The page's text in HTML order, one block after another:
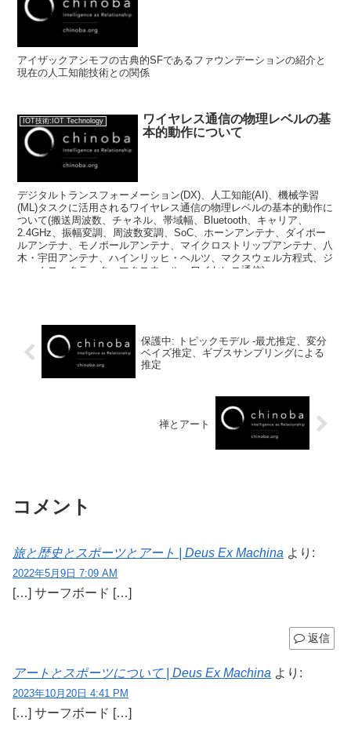
アイザックアシモフの古典的SFであるファウンデーションの紹介と
現在の人工知能技術との関係
IOT技術:IOT Technology
ワイヤレス通信の物理レベルの基
本的動作について
デジタルトランスフォーメーション(DX)、人工知能(AI)、機械学習
(ML)タスクに活用されるワイヤレス通信の物理レベルの基本的動作に
ついて(搬送周波数、チャネル、帯域幅、Bluetooth、キャリア、
2.4GHz、振幅変調、周波数変調、SoC、ホーンアンテナ、ダイポー
ルアンテナ、モノポールアンテナ、マイクロストリップアンテナ、八
木・宇田アンテナ、ハインリッヒ・ヘルツ、マクスウェル方程式、ジ
ェームス・クラーク・マクスウェル、ワイヤレス通信)
保護中: トピックモデル -最尤推定、変分
ベイズ推定、ギブスサンプリングによる
推定
禅とアート
コメント
旅と歴史とスポーツとアート | Deus Ex Machina より:
2022年5月9日 7:09 AM
[…] サーフボード […]
返信
アートとスポーツについて | Deus Ex Machina より:
2023年10月20日 4:41 PM
[…] サーフボード […]